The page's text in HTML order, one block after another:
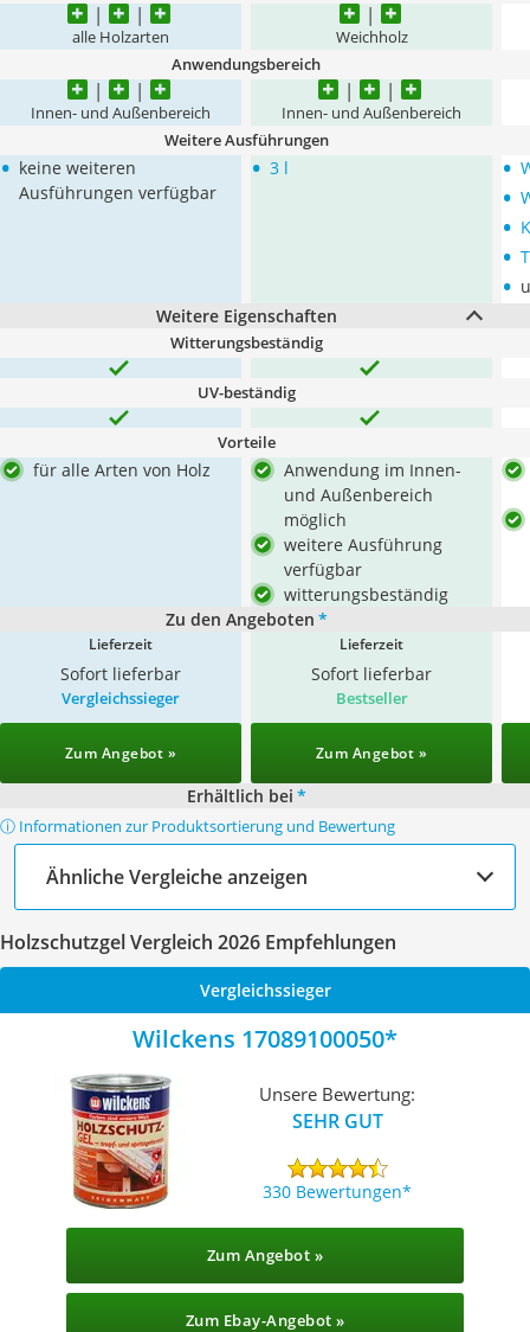
alle Holzarten Weichholz
Anwendungsbereich
Innen- und Außenbereich Innen- und Außenbereich
Weitere Ausführungen
• keine weiteren
Ausführungen verfügbar
• 3 l •
•
•
•
•
Weitere Eigenschaften
Witterungsbeständig
UV-beständig
Vorteile
für alle Arten von Holz
Anwendung im Innen-
und Außenbereich
möglich
weitere Ausführung
verfügbar
witterungsbeständig
Zu den Angeboten *
Lieferzeit
Sofort lieferbar
Lieferzeit
Sofort lieferbar
Vergleichssieger
Zum Angebot »
Bestseller
Zum Angebot »
Erhältlich bei *
ⓘ Informationen zur Produktsortierung und Bewertung
Ähnliche Vergleiche anzeigen
Holzschutzgel Vergleich 2026 Empfehlungen
Vergleichssieger
Wilckens 17089100050
Unsere Bewertung:
SEHR GUT
330 Bewertungen
Zum Angebot »
Zum Ebay-Angebot »